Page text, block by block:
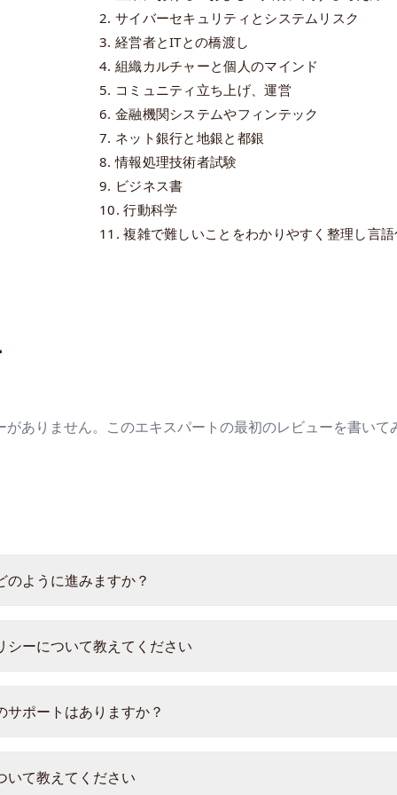
2. サイバーセキュリティとシステムリスク
3. 経営者とITとの橋渡し
4. 組織カルチャーと個人のマインド
5. コミュニティ立ち上げ、運営
6. 金融機関システムやフィンテック
7. ネット銀行と地銀と都銀
8. 情報処理技術者試験
9. ビジネス書
10. 行動科学
11. 複雑で難しいことをわかりやすく整理し言
がありません。このエキスパートの最初のレビューを書いて
のように進みますか？
シーについて教えてください
サポートはありますか？
いて教えてください